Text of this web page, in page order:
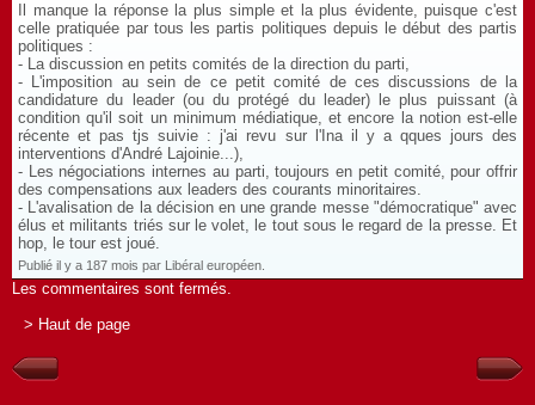
Il manque la réponse la plus simple et la plus évidente, puisque c'est
celle pratiquée par tous les partis politiques depuis le début des partis
politiques :
- La discussion en petits comités de la direction du parti,
- L'imposition au sein de ce petit comité de ces discussions de la
candidature du leader (ou du protégé du leader) le plus puissant (à
condition qu'il soit un minimum médiatique, et encore la notion est-elle
récente et pas tjs suivie : j'ai revu sur l'Ina il y a qques jours des
interventions d'André Lajoinie...),
- Les négociations internes au parti, toujours en petit comité, pour offrir
des compensations aux leaders des courants minoritaires.
- L'avalisation de la décision en une grande messe "démocratique" avec
élus et militants triés sur le volet, le tout sous le regard de la presse. Et
hop, le tour est joué.
Publié il y a 187 mois par Libéral européen.
Les commentaires sont fermés.
> Haut de page